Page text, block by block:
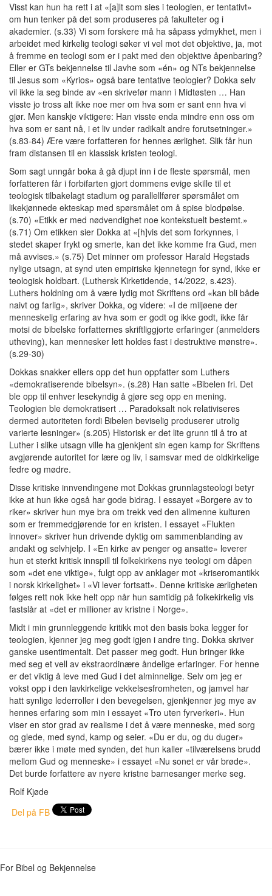
Visst kan hun ha rett i at «[a]lt som sies i teologien, er tentativt»
om hun tenker på det som produseres på fakulteter og i
akademier. (s.33) Vi som forskere må ha såpass ydmykhet, men i
arbeidet med kirkelig teologi søker vi vel mot det objektive, ja, mot
å fremme en teologi som er i pakt med den objektive åpenbaring?
Eller er GTs bekjennelse til Javhe som «én» og NTs bekjennelse
til Jesus som «Kyrios» også bare tentative teologier? Dokka selv
vil ikke la seg binde av «en skrivefør mann i Midtøsten … Han
visste jo tross alt ikke noe mer om hva som er sant enn hva vi
gjør. Men kanskje viktigere: Han visste enda mindre enn oss om
hva som er sant nå, i et liv under radikalt andre forutsetninger.»
(s.83-84) Ære være forfatteren for hennes ærlighet. Slik får hun
fram distansen til en klassisk kristen teologi.
Som sagt unngår boka å gå djupt inn i de fleste spørsmål, men
forfatteren får i forbifarten gjort dommens evige skille til et
teologisk tilbakelagt stadium og parallellfører spørsmålet om
likekjønnede ekteskap med spørsmålet om å spise blodpølse.
(s.70) «Etikk er med nødvendighet noe kontekstuelt bestemt.»
(s.71) Om etikken sier Dokka at «[h]vis det som forkynnes, i
stedet skaper frykt og smerte, kan det ikke komme fra Gud, men
må avvises.» (s.75) Det minner om professor Harald Hegstads
nylige utsagn, at synd uten empiriske kjennetegn for synd, ikke er
teologisk holdbart. (Luthersk Kirketidende, 14/2022, s.423).
Luthers holdning om å være lydig mot Skriftens ord «kan bli både
naivt og farlig», skriver Dokka, og videre: «I de miljøene der
menneskelig erfaring av hva som er godt og ikke godt, ikke får
motsi de bibelske forfatternes skriftliggjorte erfaringer (anmelders
utheving), kan mennesker lett holdes fast i destruktive mønstre».
(s.29-30)
Dokkas snakker ellers opp det hun oppfatter som Luthers
«demokratiserende bibelsyn». (s.28) Han satte «Bibelen fri. Det
ble opp til enhver lesekyndig å gjøre seg opp en mening.
Teologien ble demokratisert … Paradoksalt nok relativiseres
dermed autoriteten fordi Bibelen beviselig produserer utrolig
varierte lesninger» (s.205) Historisk er det lite grunn til å tro at
Luther i slike utsagn ville ha gjenkjent sin egen kamp for Skriftens
avgjørende autoritet for lære og liv, i samsvar med de oldkirkelige
fedre og mødre.
Disse kritiske innvendingene mot Dokkas grunnlagsteologi betyr
ikke at hun ikke også har gode bidrag. I essayet «Borgere av to
riker» skriver hun mye bra om trekk ved den allmenne kulturen
som er fremmedgjørende for en kristen. I essayet «Flukten
innover» skriver hun drivende dyktig om sammenblanding av
andakt og selvhjelp. I «En kirke av penger og ansatte» leverer
hun et sterkt kritisk innspill til folkekirkens nye teologi om dåpen
som «det ene viktige», fulgt opp av anklager mot «kriseromantikk
i norsk kirkelighet» i «Vi lever fortsatt». Denne kritiske ærligheten
følges rett nok ikke helt opp når hun samtidig på folkekirkelig vis
fastslår at «det er millioner av kristne i Norge».
Midt i min grunnleggende kritikk mot den basis boka legger for
teologien, kjenner jeg meg godt igjen i andre ting. Dokka skriver
ganske usentimentalt. Det passer meg godt. Hun bringer ikke
med seg et vell av ekstraordinære åndelige erfaringer. For henne
er det viktig å leve med Gud i det alminnelige. Selv om jeg er
vokst opp i den lavkirkelige vekkelsesfromheten, og jamvel har
hatt synlige lederroller i den bevegelsen, gjenkjenner jeg mye av
hennes erfaring som min i essayet «Tro uten fyrverkeri». Hun
viser en stor grad av realisme i det å være menneske, med sorg
og glede, med synd, kamp og seier. «Du er du, og du duger»
bærer ikke i møte med synden, det hun kaller «tilværelsens brudd
mellom Gud og menneske» i essayet «Nu sonet er vår brøde».
Det burde forfattere av nyere kristne barnesanger merke seg.
Rolf Kjøde
Del på FB
For Bibel og Bekjennelse